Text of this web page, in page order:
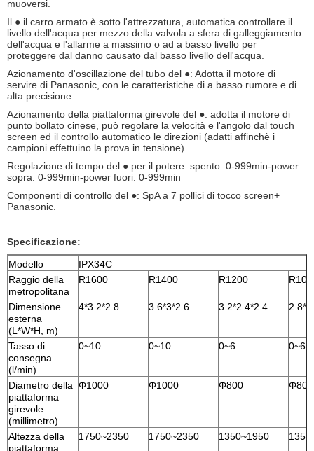
muoversi.
Il ● il carro armato è sotto l'attrezzatura, automatica controllare il
livello dell'acqua per mezzo della valvola a sfera di galleggiamento
dell'acqua e l'allarme a massimo o ad a basso livello per
proteggere dal danno causato dal basso livello dell'acqua.
Azionamento d'oscillazione del tubo del ●: Adotta il motore di
servire di Panasonic, con le caratteristiche di a basso rumore e di
alta precisione.
Azionamento della piattaforma girevole del ●: adotta il motore di
punto bollato cinese, può regolare la velocità e l'angolo dal touch
screen ed il controllo automatico le direzioni (adatti affinchè i
campioni effettuino la prova in tensione).
Regolazione di tempo del ● per il potere: spento: 0-999min-power
sopra: 0-999min-power fuori: 0-999min
Componenti di controllo del ●: SpA a 7 pollici di tocco screen+
Panasonic.
Specificazione:
Modello
IPX34C
Raggio della
metropolitana
R1600 R1400 R1200
Dimensione
esterna
(L*W*H, m)
4*3.2*2.8 3.6*3*2.6 3.2*2.4*2.4
Tasso di
consegna
(l/min)
0~10 0~10 0~6 0~6
Diametro della
piattaforma
girevole
(millimetro)
Φ1000 Φ1000 Φ800 Φ800
Altezza della
piattaforma
1750~2350 1750~2350 1350~1950